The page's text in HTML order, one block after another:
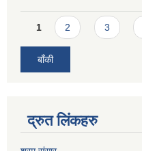
Pages
1 2 3
बाँकी
द्रुत लिंकहरु